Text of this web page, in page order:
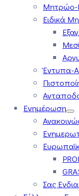
Μητρώο-
Ειδικά
Έντυπα-
Ενημέρωση
Σας